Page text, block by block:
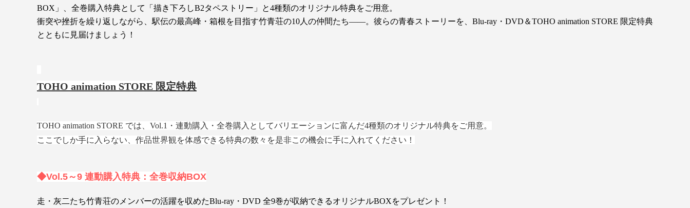
BOX」、全巻購入特典として「描き下ろしB2タペストリー」と4種類のオリジナル特典をご用意。
衝突や挫折を繰り返しながら、駅伝の最高峰・箱根を目指す竹青荘の10人の仲間たち――。彼らの青春ストーリーを、Blu-ray・DVD＆TOHO animation STORE 限定特典
とともに見届けましょう！
TOHO animation STORE 限定特典
TOHO animation STORE では、Vol.1・連動購入・全巻購入としてバリエーションに富んだ4種類のオリジナル特典をご用意。
ここでしか手に入らない、作品世界観を体感できる特典の数々を是非この機会に手に入れてください！
◆Vol.5～9 連動購入特典：全巻収納BOX
走・灰二たち竹青荘のメンバーの活躍を収めたBlu-ray・DVD 全9巻が収納できるオリジナルBOXをプレゼント！